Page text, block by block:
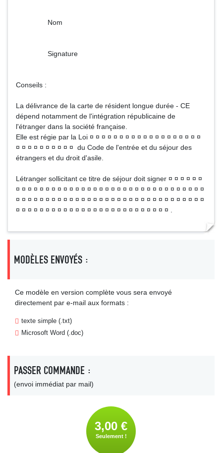
Nom
Signature
Conseils :
La délivrance de la carte de résident longue durée - CE
dépend notamment de l'intégration républicaine de
l'étranger dans la société française.
Elle est régie par la Loi ¤ ¤ ¤ ¤ ¤ ¤ ¤ ¤ ¤ ¤ ¤ ¤ ¤ ¤ ¤ ¤ ¤ ¤ ¤
¤ ¤ ¤ ¤ ¤ ¤ ¤ ¤ ¤ ¤ du Code de l'entrée et du séjour des
étrangers et du droit d'asile.
Létranger sollicitant ce titre de séjour doit signer ¤ ¤ ¤ ¤ ¤ ¤
¤ ¤ ¤ ¤ ¤ ¤ ¤ ¤ ¤ ¤ ¤ ¤ ¤ ¤ ¤ ¤ ¤ ¤ ¤ ¤ ¤ ¤ ¤ ¤ ¤ ¤ ¤ ¤ ¤ ¤ ¤ ¤
¤ ¤ ¤ ¤ ¤ ¤ ¤ ¤ ¤ ¤ ¤ ¤ ¤ ¤ ¤ ¤ ¤ ¤ ¤ ¤ ¤ ¤ ¤ ¤ ¤ ¤ ¤ ¤ ¤ ¤ ¤ ¤
¤ ¤ ¤ ¤ ¤ ¤ ¤ ¤ ¤ ¤ ¤ ¤ ¤ ¤ ¤ ¤ ¤ ¤ ¤ ¤ ¤ ¤ ¤ ¤ ¤ ¤ .
MODÈLES ENVOYÉS :
Ce modèle en version complète vous sera envoyé
directement par e-mail aux formats :
texte simple (.txt)
Microsoft Word (.doc)
PASSER COMMANDE :
(envoi immédiat par mail)
3,00 €
Seulement !